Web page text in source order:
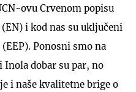
ovu Crvenom popisu
i kod nas su uključeni
Ponosni smo na
Inola dobar su par, no
i naše kvalitetne brige o